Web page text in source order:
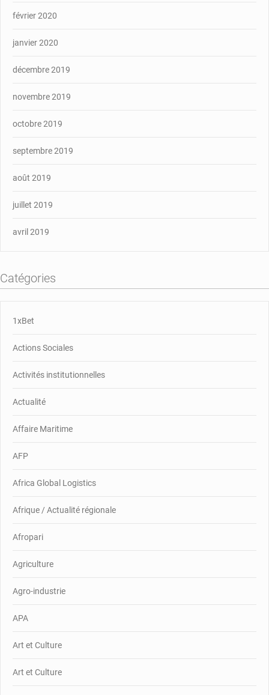
février 2020
janvier 2020
décembre 2019
novembre 2019
octobre 2019
septembre 2019
août 2019
juillet 2019
avril 2019
Catégories
1xBet
Actions Sociales
Activités institutionnelles
Actualité
Affaire Maritime
AFP
Africa Global Logistics
Afrique / Actualité régionale
Afropari
Agriculture
Agro-industrie
APA
Art et Culture
Art et Culture